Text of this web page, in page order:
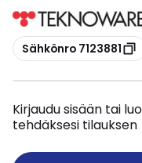
Kopioi
Sähkönro 7123881
Kirjaudu sisään tai
tehdäksesi tilauksen